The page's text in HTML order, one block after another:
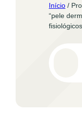
Início /
“pele